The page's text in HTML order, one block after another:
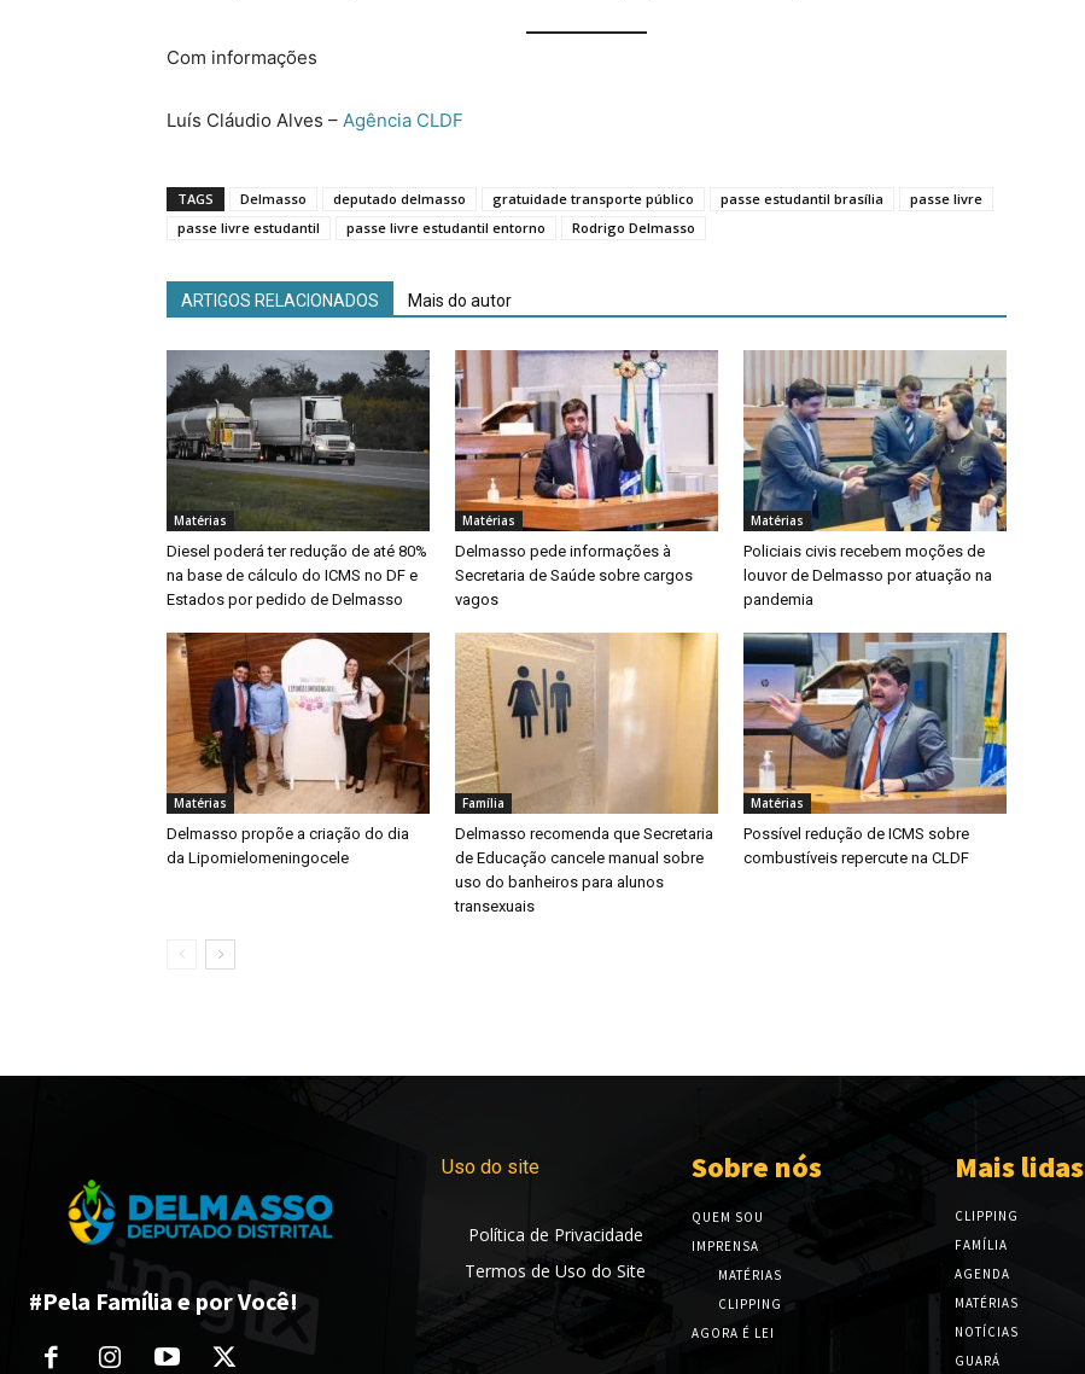
Com informações
Luís Cláudio Alves – Agência CLDF
TAGS Delmasso deputado delmasso gratuidade transporte público passe estudantil brasília
passe livre
passe livre estudantil
passe livre estudantil entorno Rodrigo Delmasso
ARTIGOS RELACIONADOS Mais do autor
Matérias
Diesel poderá ter redução de até 80%
na base de cálculo do ICMS no DF e
Estados por pedido de Delmasso
Matérias
Delmasso pede informações à
Secretaria de Saúde sobre cargos
vagos
Matérias
Policiais civis recebem moções de
louvor de Delmasso por atuação na
pandemia
Matérias
Delmasso propõe a criação do dia
da Lipomielomeningocele
Família
Delmasso recomenda que Secretaria
de Educação cancele manual sobre
uso do banheiros para alunos
transexuais
Matérias
Possível redução de ICMS sobre
combustíveis repercute na CLDF
#Pela Família e por Você!
Uso do site
Política de Privacidade
Termos de Uso do Site
Sobre nós
QUEM SOU
IMPRENSA
MATÉRIAS
CLIPPING
AGORA É LEI
Mais lidas
CLIPPING
FAMÍLIA
AGENDA
MATÉRIAS
NOTÍCIAS
GUARÁ